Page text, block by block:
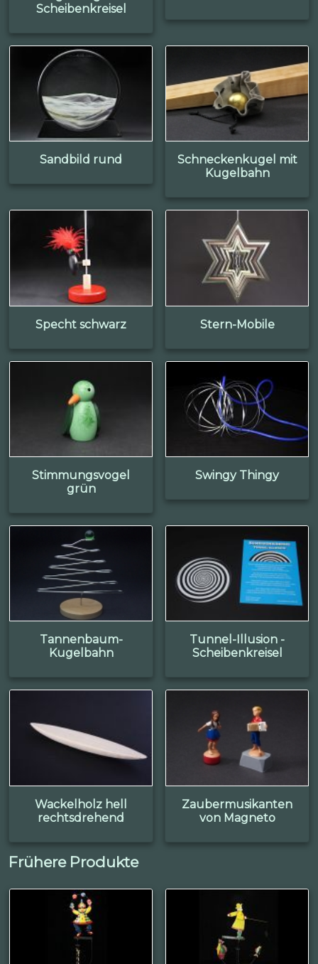
Scheibenkreisel
Sandbild rund
Schneckenkugel mit
Kugelbahn
Specht schwarz Stern-Mobile
Stimmungsvogel
grün
Swingy Thingy
Tannenbaum-
Kugelbahn
Tunnel-Illusion -
Scheibenkreisel
Wackelholz hell
rechtsdrehend
Zaubermusikanten
von Magneto
Frühere Produkte